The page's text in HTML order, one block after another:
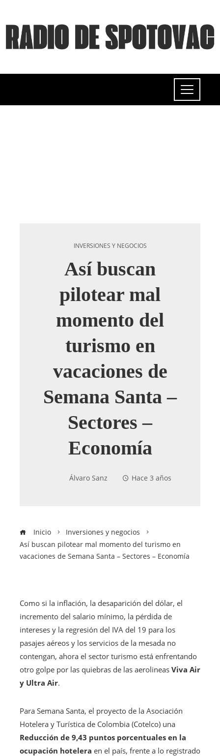
INVERSIONES Y NEGOCIOS
Así buscan
pilotear mal
momento del
turismo en
vacaciones de
Semana Santa –
Sectores –
Economía
Álvaro Sanz Hace 3 años
Inicio
Inversiones y negocios
Así buscan pilotear mal momento del turismo en
vacaciones de Semana Santa – Sectores – Economía
Como si la inflación, la desaparición del dólar, el
incremento del salario mínimo, la pérdida de
intereses y la regresión del IVA del 19 para los
pasajes aéreos y los servicios de la mesada no
contengan, ahora el sector turismo está enfrentando
otro golpe por las quiebras de las aerolineas Viva Air
y Ultra Air.
Para Semana Santa, el proyecto de la Asociación
Hotelera y Turística de Colombia (Cotelco) una
Reducción de 9,43 puntos porcentuales en la
ocupación hotelera en el país, frente a lo registrado